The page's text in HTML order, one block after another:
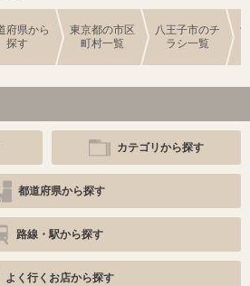
府県から
探す
東京都の市区
町村一覧
八王子市のチ
ラシ一覧
カテゴリから探す
都道府県から探す
路線・駅から探す
よく行くお店から探す